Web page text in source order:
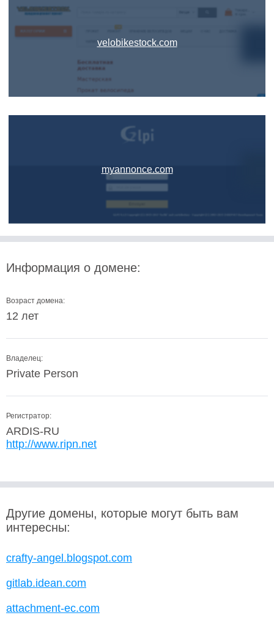
velobikestock.com
myannonce.com
Информация о домене:
Возраст домена:
12 лет
Владелец:
Private Person
Регистратор:
ARDIS-RU
http://www.ripn.net
Другие домены, которые могут быть вам
интересны:
crafty-angel.blogspot.com
gitlab.idean.com
attachment-ec.com